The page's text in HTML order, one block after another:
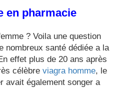
en pharmacie
? Voila une question
nombreux santé dédiée a la
effet plus de 20 ans après
célèbre viagra homme, le
avait également songer a